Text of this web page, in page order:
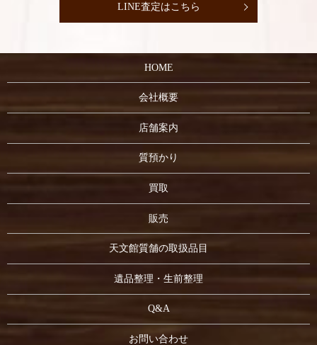
LINE査定はこちら
HOME
会社概要
店舗案内
質預かり
買取
販売
天文館質舗の取扱品目
遺品整理・生前整理
Q&A
お問い合わせ